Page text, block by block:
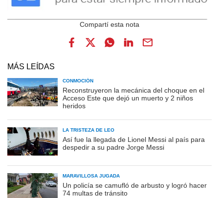
MÁS LEÍDAS
CONMOCIÓN
Reconstruyeron la mecánica del choque en el
Acceso Este que dejó un muerto y 2 niños
heridos
LA TRISTEZA DE LEO
Así fue la llegada de Lionel Messi al país para
despedir a su padre Jorge Messi
MARAVILLOSA JUGADA
Un policía se camufló de arbusto y logró hacer
74 multas de tránsito